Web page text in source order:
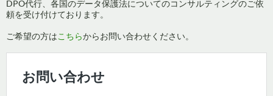
DPO代行、各国のデータ保護法についてのコンサルティングのご依
頼を受け付けております。
ご希望の方はこちらからお問い合わせください。